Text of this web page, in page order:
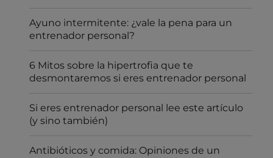
Ayuno intermitente: ¿vale la pena para un
entrenador personal?
6 Mitos sobre la hipertrofia que te
desmontaremos si eres entrenador personal
Si eres entrenador personal lee este artículo
(y sino también)
Antibióticos y comida: Opiniones de un